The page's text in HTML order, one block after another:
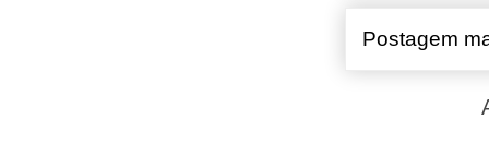
Postagem